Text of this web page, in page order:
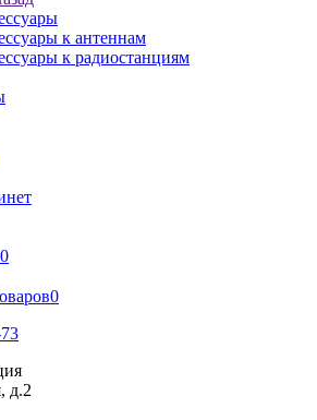
к антеннам
к радиостанциям
0
0
д.2